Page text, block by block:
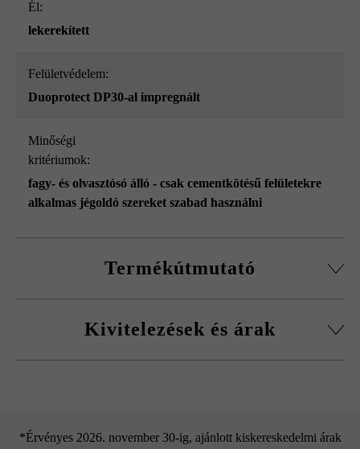
él:
lekerekített
Felületvédelem:
Duoprotect DP30-al impregnált
Minőségi
kritériumok:
fagy- és olvasztósó álló - csak cementkötésű felületekre
alkalmas jégoldó szereket szabad használni
Termékútmutató
A nagy teljesítményű beton élő természetes termék. A kis
az összes formátum külön-külön szállítható
Kivitelezések és árak
*Érvényes 2026. november 30-ig, ajánlott kiskereskedelmi árak